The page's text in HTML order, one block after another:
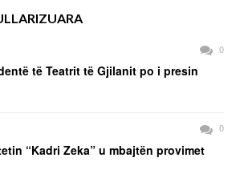
0
të Teatrit të Gjilanit po i presin
0
“Kadri Zeka” u mbajtën provimet